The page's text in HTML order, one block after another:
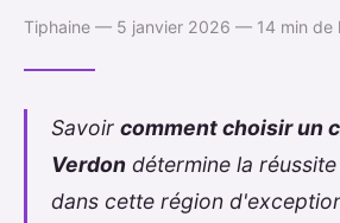
Tiphaine — 5 janvier 2026 — 14 min de
Savoir comment choisir un
Verdon détermine la
dans cette région